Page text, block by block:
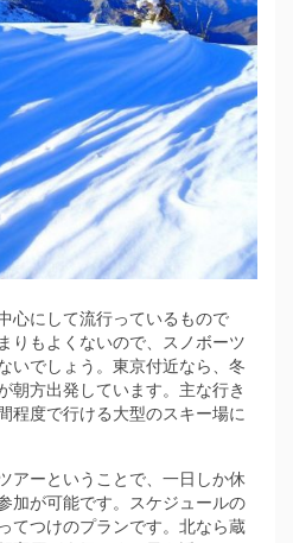
心にして流行っているもので
りもよくないので、スノボーツ
いでしょう。東京付近なら、冬
朝方出発しています。主な行き
程度で行ける大型のスキー場に
アーということで、一日しか休
加が可能です。スケジュールの
てつけのプランです。北なら蔵